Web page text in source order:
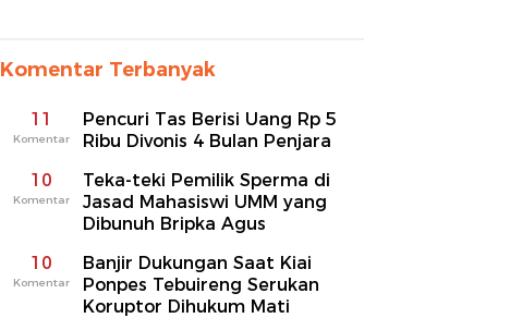
Komentar Terbanyak
11
Komentar
Pencuri Tas Berisi Uang Rp 5
Ribu Divonis 4 Bulan Penjara
10
Komentar
Teka-teki Pemilik Sperma di
Jasad Mahasiswi UMM yang
Dibunuh Bripka Agus
10
Komentar
Banjir Dukungan Saat Kiai
Ponpes Tebuireng Serukan
Koruptor Dihukum Mati